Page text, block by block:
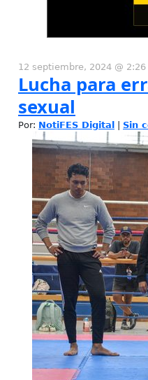
12 septiembre, 2024 @ 2:26
Lucha para
sexual
Por: NotiFES Digital Sin